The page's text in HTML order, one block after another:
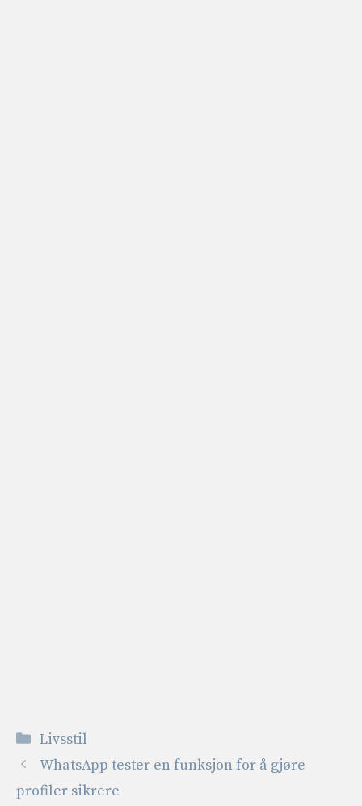
Kategorier
Livsstil
WhatsApp tester en funksjon for å gjøre
profiler sikrere